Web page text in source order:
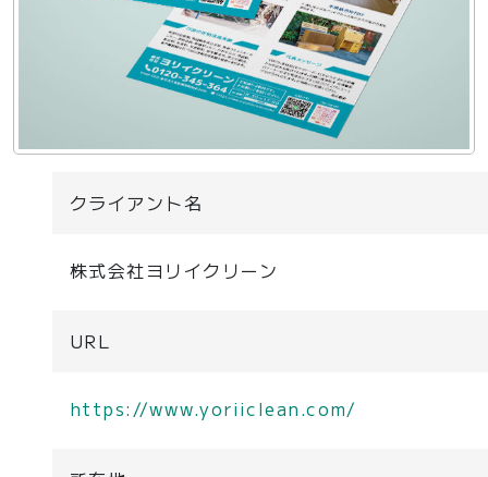
クライアント名
株式会社ヨリイクリーン
URL
https://www.yoriiclean.com/